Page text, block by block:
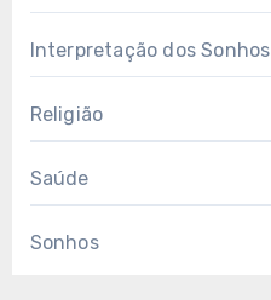
Interpretação dos Sonhos
Religião
Saúde
Sonhos